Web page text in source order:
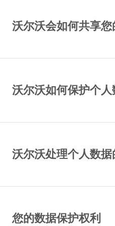
沃尔沃会如何共享
沃尔沃如何保护个人
沃尔沃处理个人数
您的数据保护权利